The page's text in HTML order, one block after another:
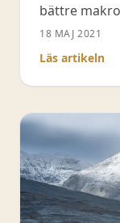
bättre
med mig
mig ut i fält
fotograferar
18 MAJ 2021
Läs artikeln